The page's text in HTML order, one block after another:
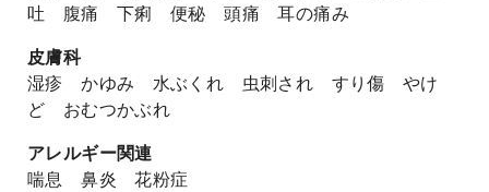
吐 腹痛 下痢 便秘 頭痛 耳の痛み
皮膚科
湿疹 かゆみ 水ぶくれ 虫刺され すり傷 やけ
ど おむつかぶれ
アレルギー関連
喘息 鼻炎 花粉症